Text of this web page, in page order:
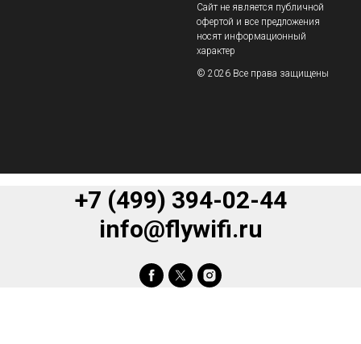
Сайт не является публичной
офертой и все предложения
носят информационный
характер
© 2026 Все права защищены
+7 (499) 394-02-44
info@flywifi.ru